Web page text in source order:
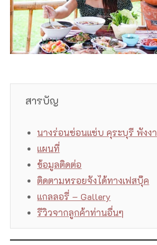
สารบัญ
นางร่อนซ่อนแซ่บ คุระบุรี พังงา
แผนที่
ข้อมูลติดต่อ
ติดตามหรอยจังได้ทางเฟสบุ๊ค
แกลลอรี่ – Gallery
รีวิวจากลูกค้าท่านอื่นๆ